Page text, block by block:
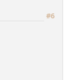
#6